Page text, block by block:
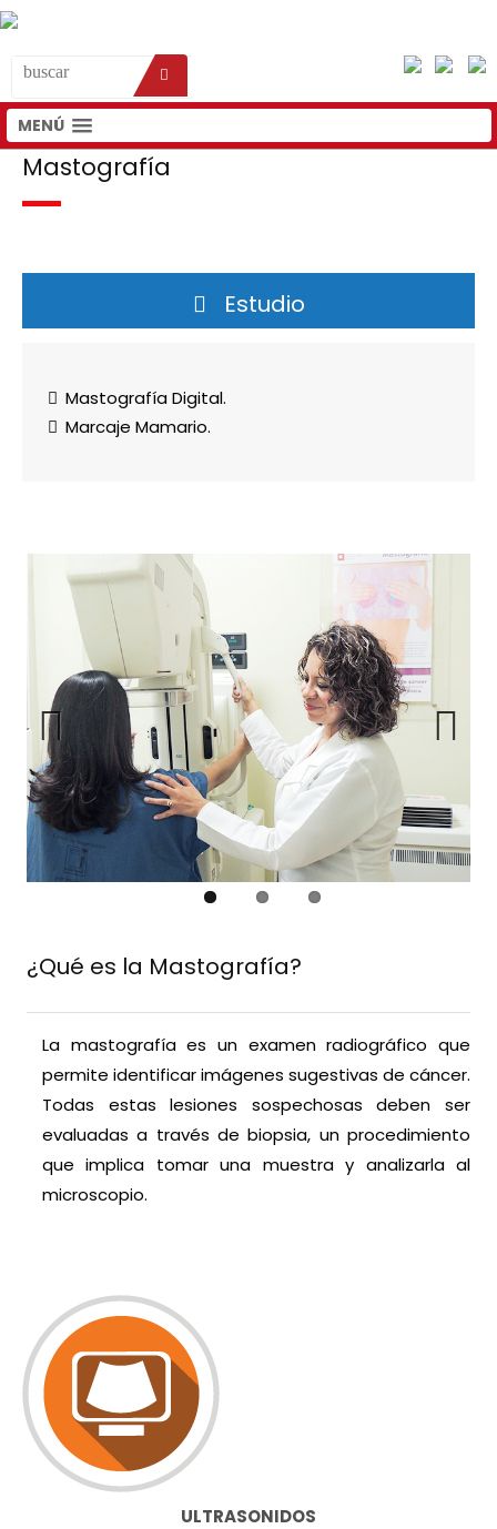
MENÚ
Mastografía
Estudio
Mastografía Digital.
Marcaje Mamario.
Previous
¿Qué es la Mastografía?
La mastografía es un examen radiográfico que
permite identificar imágenes sugestivas de cáncer.
Todas estas lesiones sospechosas deben ser
evaluadas a través de biopsia, un procedimiento
que implica tomar una muestra y analizarla al
microscopio.
ULTRASONIDOS